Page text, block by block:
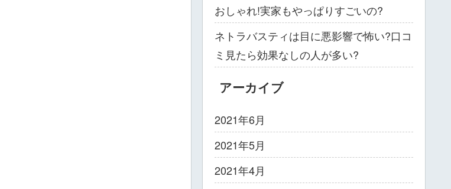
おしゃれ!実家もやっぱりすごいの?
ネトラバスティは目に悪影響で怖い?口コ
ミ見たら効果なしの人が多い?
アーカイブ
2021年6月
2021年5月
2021年4月